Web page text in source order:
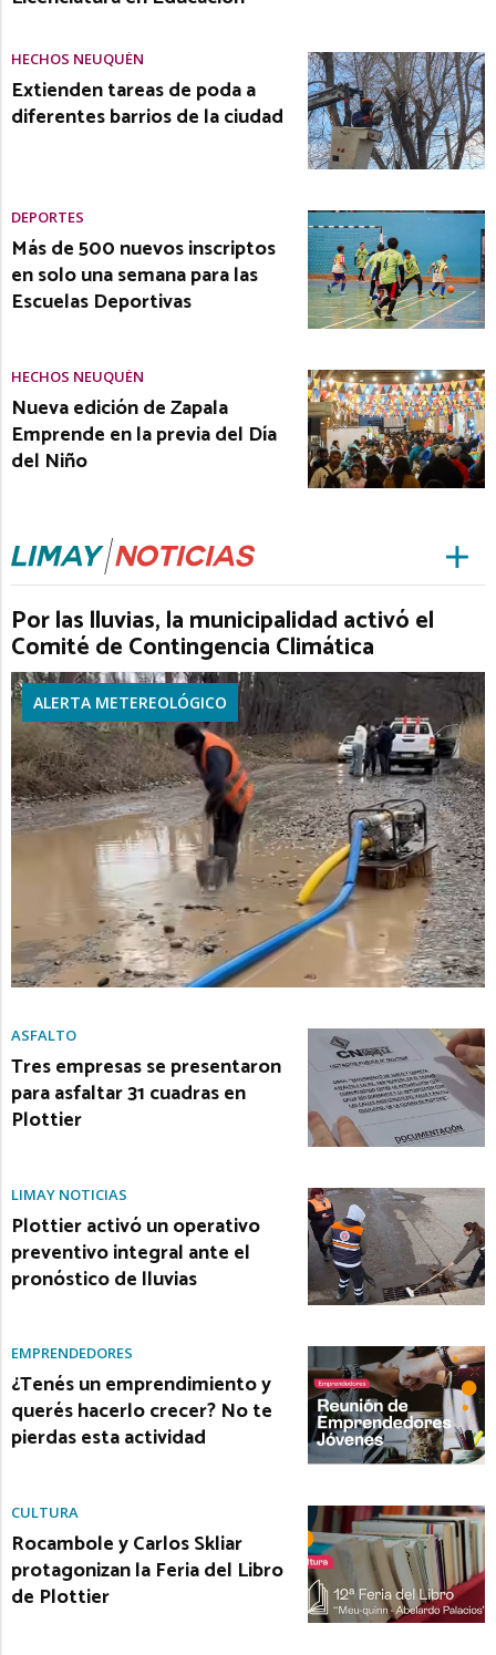
HECHOS NEUQUÉN
Extienden tareas de poda a
diferentes barrios de la ciudad
DEPORTES
Más de 500 nuevos inscriptos
en solo una semana para las
Escuelas Deportivas
HECHOS NEUQUÉN
Nueva edición de Zapala
Emprende en la previa del Día
del Niño
Por las lluvias, la municipalidad activó el
Comité de Contingencia Climática
ALERTA METEREOLÓGICO
ASFALTO
Tres empresas se presentaron
para asfaltar 31 cuadras en
Plottier
LIMAY NOTICIAS
Plottier activó un operativo
preventivo integral ante el
pronóstico de lluvias
EMPRENDEDORES
¿Tenés un emprendimiento y
querés hacerlo crecer? No te
pierdas esta actividad
CULTURA
Rocambole y Carlos Skliar
protagonizan la Feria del Libro
de Plottier